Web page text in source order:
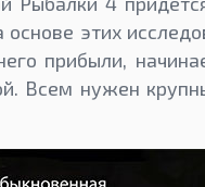
этих
прибыли,
Всем нужен